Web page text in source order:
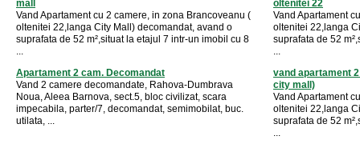
mall
Vand Apartament cu 2 camere, in zona Brancoveanu (
oltenitei 22,langa City Mall) decomandat, avand o
suprafata de 52 m²,situat la etajul 7 intr-un imobil cu 8
...
oltenitei 22
Vand Apartament
oltenitei 22,langa
suprafata de 52
...
Apartament 2 cam. Decomandat
Vand 2 camere decomandate, Rahova-Dumbrava
Noua, Aleea Barnova, sect.5, bloc civilizat, scara
impecabila, parter/7, decomandat, semimobilat, buc.
utilata, ...
vand apartament
city mall)
Vand Apartament
oltenitei 22,langa
suprafata de 52
...